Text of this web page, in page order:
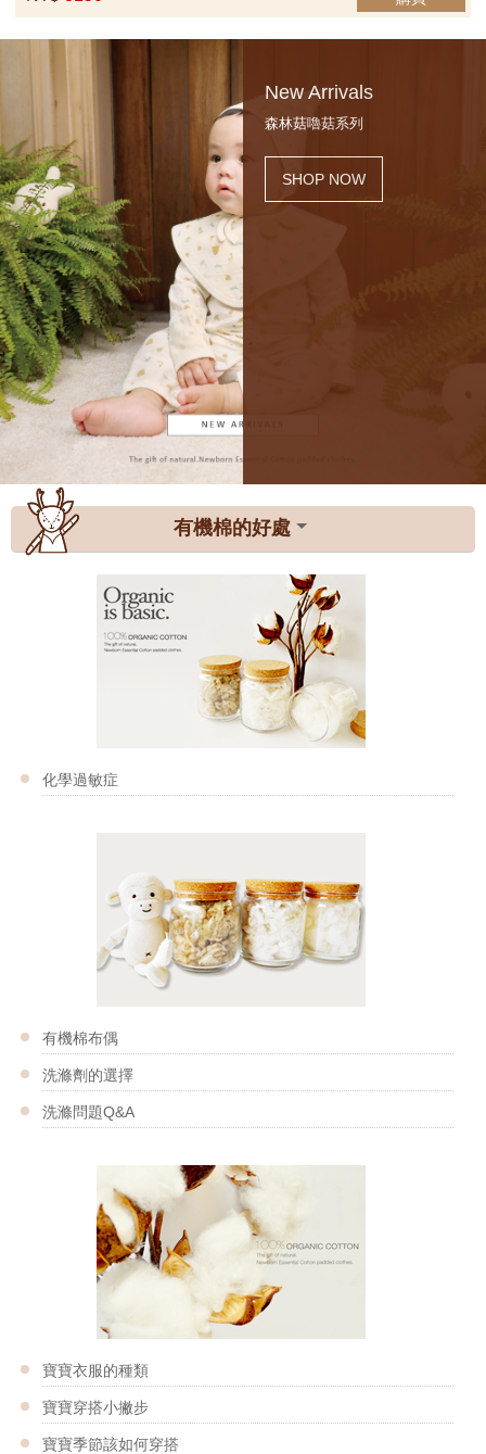
New Arrivals
森林菇嚕菇系列
SHOP NOW
有機棉的好處
化學過敏症
有機棉布偶
洗滌劑的選擇
洗滌問題Q&A
寶寶衣服的種類
寶寶穿搭小撇步
寶寶季節該如何穿搭